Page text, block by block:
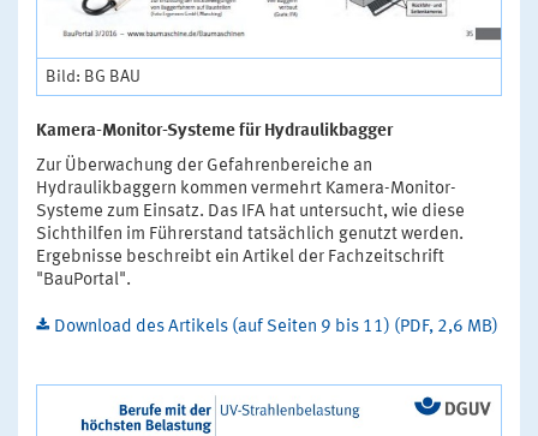
Bild: BG BAU
Kamera-Monitor-Systeme für Hydraulikbagger
Zur Überwachung der Gefahrenbereiche an
Hydraulikbaggern kommen vermehrt Kamera-Monitor-
Systeme zum Einsatz. Das IFA hat untersucht, wie diese
Sichthilfen im Führerstand tatsächlich genutzt werden.
Ergebnisse beschreibt ein Artikel der Fachzeitschrift
"BauPortal".
Download des Artikels (auf Seiten 9 bis 11) (PDF, 2,6 MB)